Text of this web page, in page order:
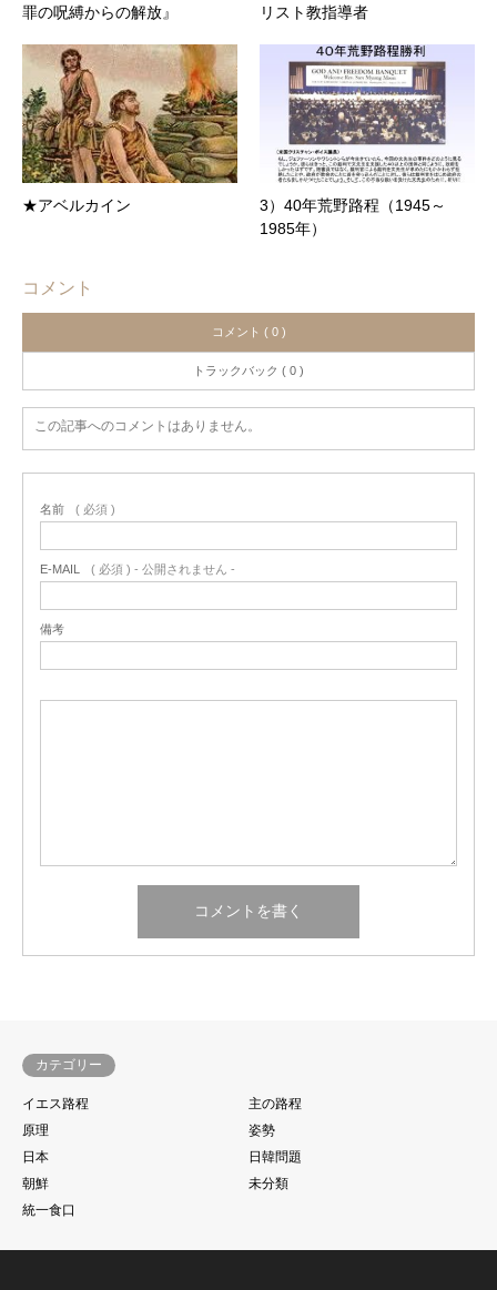
罪の呪縛からの解放』
リスト教指導者
★アベルカイン
3）40年荒野路程（1945～
1985年）
コメント
コメント ( 0 )
トラックバック ( 0 )
この記事へのコメントはありません。
名前 ( 必須 )
E-MAIL ( 必須 ) - 公開されません -
備考
カテゴリー
イエス路程
主の路程
原理
姿勢
日本
日韓問題
朝鮮
未分類
統一食口